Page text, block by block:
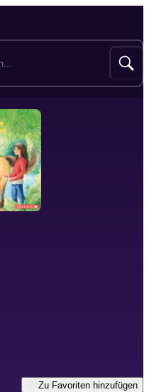
Zu Favoriten hinzufügen